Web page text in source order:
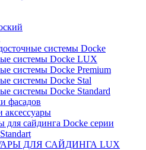
системы Docke
системы Docke LUX
системы Docke Premium
системы Docke Stal
системы Docke Standard
фасадов
аксессуары
для сайдинга Docke серии
ДЛЯ САЙДИНГА LUX